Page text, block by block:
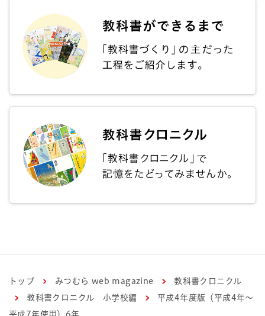
トップ みつむら web magazine
教科書クロニクル
教科書クロニクル 小学校編
平成4年度版（平成4年～
平成7年使用）6年